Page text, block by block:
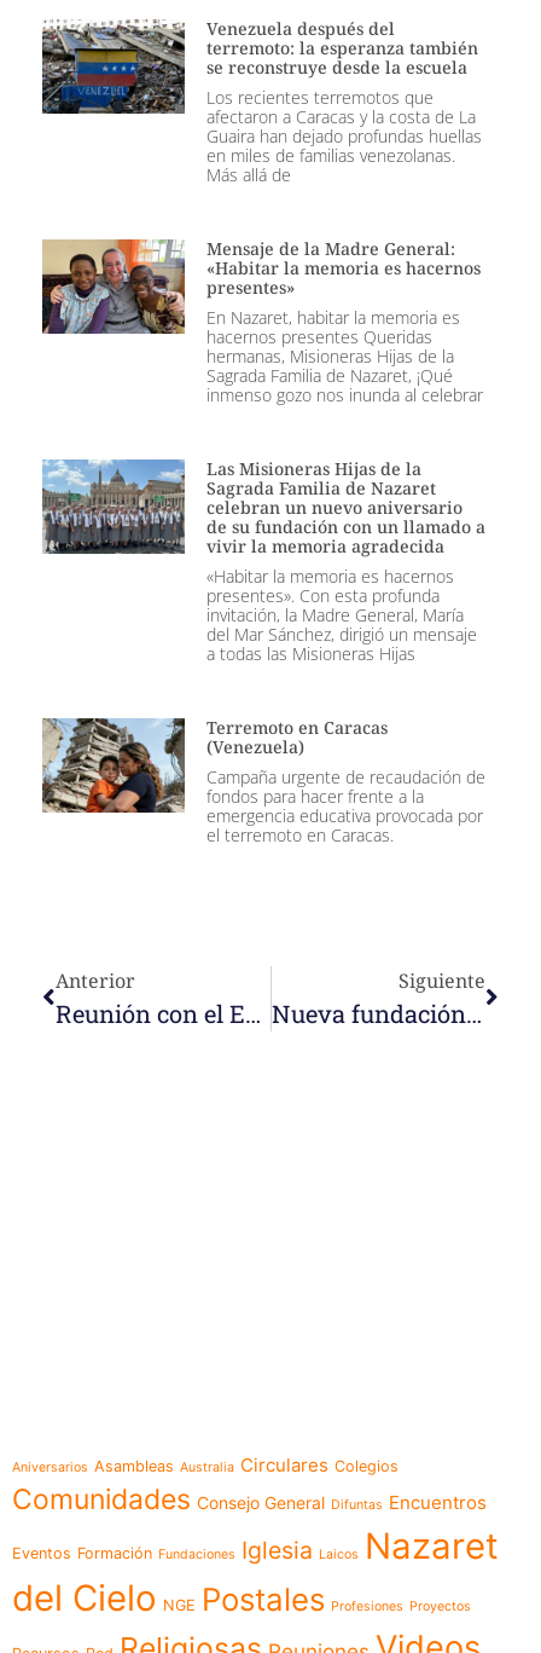
Venezuela después del
terremoto: la esperanza también
se reconstruye desde la escuela
Los recientes terremotos que
afectaron a Caracas y la costa de La
Guaira han dejado profundas huellas
en miles de familias venezolanas.
Más allá de
Mensaje de la Madre General:
«Habitar la memoria es hacernos
presentes»
En Nazaret, habitar la memoria es
hacernos presentes Queridas
hermanas, Misioneras Hijas de la
Sagrada Familia de Nazaret, ¡Qué
inmenso gozo nos inunda al celebrar
Las Misioneras Hijas de la
Sagrada Familia de Nazaret
celebran un nuevo aniversario
de su fundación con un llamado a
vivir la memoria agradecida
«Habitar la memoria es hacernos
presentes». Con esta profunda
invitación, la Madre General, María
del Mar Sánchez, dirigió un mensaje
a todas las Misioneras Hijas
Terremoto en Caracas
(Venezuela)
Campaña urgente de recaudación de
fondos para hacer frente a la
emergencia educativa provocada por
el terremoto en Caracas.
Anterior
Reunión con el Equipo de gestión de la RED de colegios Nazaret
Siguiente
Nueva fundación en Darwin, Australia
Aniversarios Asambleas Australia Circulares Colegios
Comunidades Consejo General Difuntas Encuentros
Eventos Formación Fundaciones Iglesia Laicos
Nazaret
del Cielo NGE Postales Profesiones Proyectos